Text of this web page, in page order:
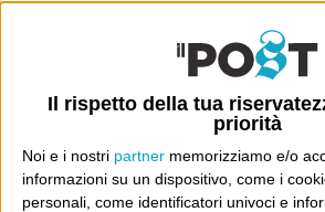
Il rispetto della tua
priorità
Noi e i nostri partner memorizziamo e/o
informazioni su un dispositivo, come i
personali, come identificatori univoci e
Luca Sofri Wittgenstein